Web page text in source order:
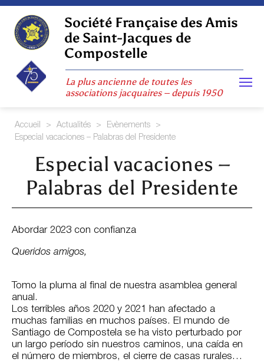
Skip
content
Société Française des Amis
de Saint-Jacques de
Compostelle
La plus ancienne de toutes les
associations jacquaires – depuis 1950
Accueil > Actualités > Evènements
>
Especial vacaciones – Palabras del Presidente
Especial vacaciones –
Palabras del Presidente
Abordar 2023 con confianza
Queridos amigos,
Tomo la pluma al final de nuestra asamblea general
anual.
Los terribles años 2020 y 2021 han afectado a
muchas familias en muchos países. El mundo de
Santiago de Compostela se ha visto perturbado por
un largo período sin nuestros caminos, una caída en
el número de miembros, el cierre de casas rurales…